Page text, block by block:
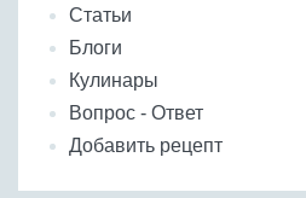
Статьи
Блоги
Кулинары
Вопрос - Ответ
Добавить рецепт